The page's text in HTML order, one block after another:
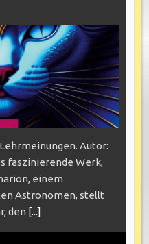
Autor:
faszinierende Werk,
einem
Astronomen, stellt
den [...]